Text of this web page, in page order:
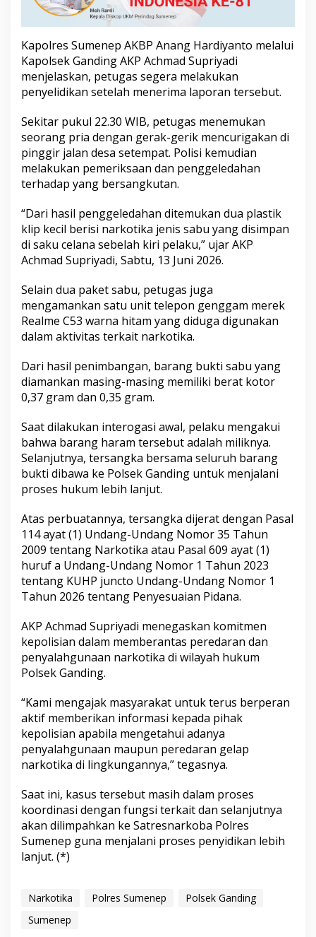
b
u
i
S
a
k
u
e
l
n
a
Kapolres Sumenep AKBP Anang Hardiyanto melalui
Kapolsek Ganding AKP Achmad Supriyadi
menjelaskan, petugas segera melakukan
penyelidikan setelah menerima laporan tersebut.
Sekitar pukul 22.30 WIB, petugas menemukan
seorang pria dengan gerak-gerik mencurigakan di
pinggir jalan desa setempat. Polisi kemudian
melakukan pemeriksaan dan penggeledahan
terhadap yang bersangkutan.
“Dari hasil penggeledahan ditemukan dua plastik
klip kecil berisi narkotika jenis sabu yang disimpan
di saku celana sebelah kiri pelaku,” ujar AKP
Achmad Supriyadi, Sabtu, 13 Juni 2026.
Selain dua paket sabu, petugas juga
mengamankan satu unit telepon genggam merek
Realme C53 warna hitam yang diduga digunakan
dalam aktivitas terkait narkotika.
Dari hasil penimbangan, barang bukti sabu yang
diamankan masing-masing memiliki berat kotor
0,37 gram dan 0,35 gram.
Saat dilakukan interogasi awal, pelaku mengakui
bahwa barang haram tersebut adalah miliknya.
Selanjutnya, tersangka bersama seluruh barang
bukti dibawa ke Polsek Ganding untuk menjalani
proses hukum lebih lanjut.
Atas perbuatannya, tersangka dijerat dengan Pasal
114 ayat (1) Undang-Undang Nomor 35 Tahun
2009 tentang Narkotika atau Pasal 609 ayat (1)
huruf a Undang-Undang Nomor 1 Tahun 2023
tentang KUHP juncto Undang-Undang Nomor 1
Tahun 2026 tentang Penyesuaian Pidana.
AKP Achmad Supriyadi menegaskan komitmen
kepolisian dalam memberantas peredaran dan
penyalahgunaan narkotika di wilayah hukum
Polsek Ganding.
“Kami mengajak masyarakat untuk terus berperan
aktif memberikan informasi kepada pihak
kepolisian apabila mengetahui adanya
penyalahgunaan maupun peredaran gelap
narkotika di lingkungannya,” tegasnya.
Saat ini, kasus tersebut masih dalam proses
koordinasi dengan fungsi terkait dan selanjutnya
akan dilimpahkan ke Satresnarkoba Polres
Sumenep guna menjalani proses penyidikan lebih
lanjut. (*)
Narkotika Polres Sumenep
Polsek Ganding
Sumenep